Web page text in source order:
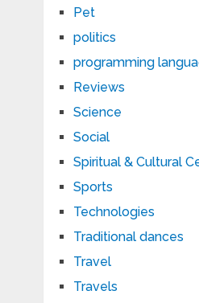
Pet
politics
programming
Reviews
Science
Social
Spiritual & Cultural
Sports
Technologies
Traditional dances
Travel
Travels